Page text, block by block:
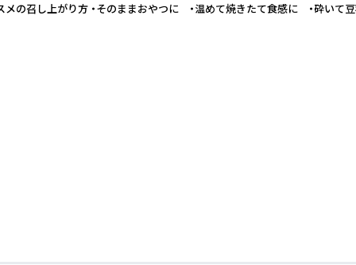
の召し上がり方 ・そのままおやつに ・温めて焼きたて食感に ・砕